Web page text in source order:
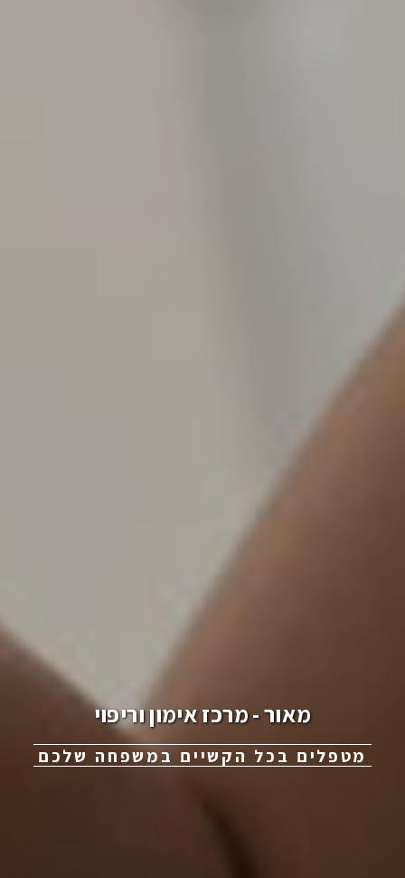
מאור - מרכז אימון וריפוי
מטפלים בכל הקשיים במשפחה שלכם